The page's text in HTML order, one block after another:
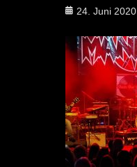
Posted
24. Juni 2020